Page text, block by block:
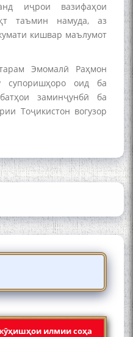
иҷрои вазифаҳои
таъмин намуда, аз
кишвар маълумот
Эмомалӣ Раҳмон
супоришҳоро оид ба
заминҷунбӣ ба
Тоҷикистон вогузор
илмии соҳа